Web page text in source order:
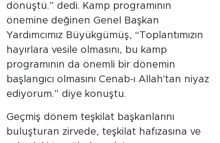
dönüştü.” dedi. Kamp programının
önemine değinen Genel Başkan
Yardımcımız Büyükgümüş, “Toplantımızın
hayırlara vesile olmasını, bu kamp
programının da önemli bir dönemin
başlangıcı olmasını Cenab-ı Allah'tan niyaz
ediyorum.” diye konuştu.
Geçmiş dönem teşkilat başkanlarını
buluşturan zirvede, teşkilat hafızasına ve